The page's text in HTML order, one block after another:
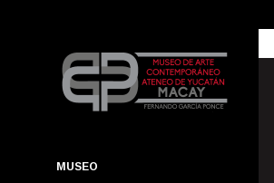
MUSEO